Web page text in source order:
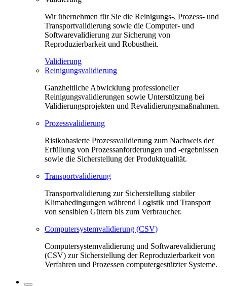
Wir übernehmen für Sie die Reinigungs-, Prozess- und
Transportvalidierung sowie die Computer- und
Softwarevalidierung zur Sicherung von
Reproduzierbarkeit und Robustheit.
Validierung
Reinigungsvalidierung
Ganzheitliche Abwicklung professioneller
Reinigungsvalidierungen sowie Unterstützung bei
Validierungsprojekten und Revalidierungsmaßnahmen.
Prozessvalidierung
Risikobasierte Prozessvalidierung zum Nachweis der
Erfüllung von Prozessanforderungen und -ergebnissen
sowie die Sicherstellung der Produktqualität.
Transportvalidierung
Transportvalidierung zur Sicherstellung stabiler
Klimabedingungen während Logistik und Transport
von sensiblen Gütern bis zum Verbraucher.
Computersystemvalidierung (CSV)
Computersystemvalidierung und Softwarevalidierung
(CSV) zur Sicherstellung der Reproduzierbarkeit von
Verfahren und Prozessen computergestützter Systeme.